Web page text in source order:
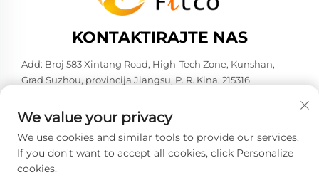
KONTAKTIRAJTE NAS
Add: Broj 583 Xintang Road, High-Tech Zone, Kunshan,
Grad Suzhou, provincija Jiangsu, P. R. Kina. 215316
E-mail:[email protected]
Copyright © 2026 Faith-Han Intelligent Technology Co., Ltd.
We value your privacy
We use cookies and similar tools to provide our services.
If you don't want to accept all cookies, click Personalize
cookies.